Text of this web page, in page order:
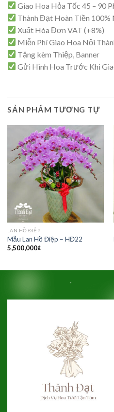
Giao Hoa Hỏa Tốc 45 – 90
Thành Đạt Hoàn Tiền 100%
Xuất Hóa Đơn VAT (+8%)
Miễn Phí Giao Hoa Nội
Tặng kèm Thiệp, Banner
Gửi Hình Hoa Trước Khi
SẢN PHẨM TƯƠNG TỰ
LAN HỒ ĐIỆP
Mẫu Lan Hồ Điệp – HĐ22
5,500,000₫